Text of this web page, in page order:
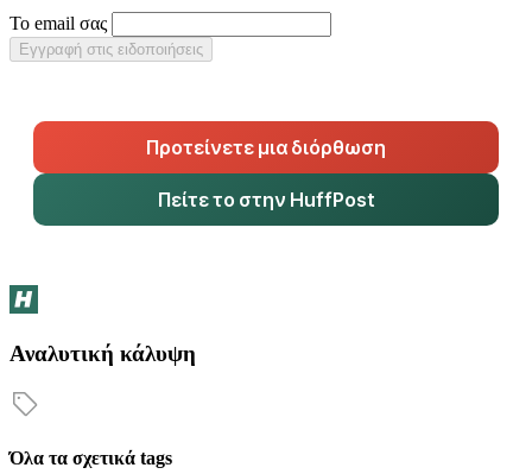
Το email σας
Εγγραφή στις ειδοποιήσεις
Προτείνετε μια διόρθωση
Πείτε το στην HuffPost
Αναλυτική κάλυψη
Όλα τα σχετικά tags